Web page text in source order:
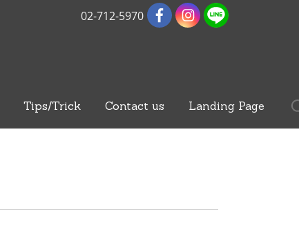
02-712-5970
Tips/Trick Contact us Landing Page